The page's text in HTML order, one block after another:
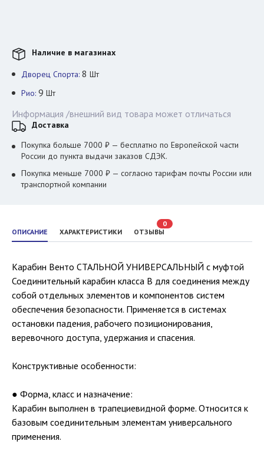
ОПИСАНИЕ ХАРАКТЕРИСТИКИ ОТЗЫВЫ
0
Карабин Венто СТАЛЬНОЙ УНИВЕРСАЛЬНЫЙ с муфтой
Соединительный карабин класса B для соединения между
собой отдельных элементов и компонентов систем
обеспечения безопасности. Применяется в системах
остановки падения, рабочего позиционирования,
веревочного доступа, удержания и спасения.
Конструктивные особенности:
● Форма, класс и назначение:
Карабин выполнен в трапециевидной форме. Относится к
базовым соединительным элементам универсального
применения.
Наличие в магазинах
Дворец Спорта: 8 Шт
Рио: 9 Шт
Информация /внешний вид товара может отличаться
Доставка
Покупка больше 7000 ₽ — бесплатно по Европейской части
России до пункта выдачи заказов СДЭК.
Покупка меньше 7000 ₽ — согласно тарифам почты России или
транспортной компании